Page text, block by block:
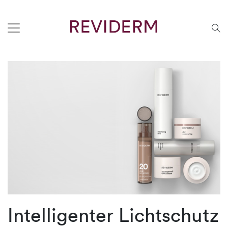
Intelligenter Lichtschutz